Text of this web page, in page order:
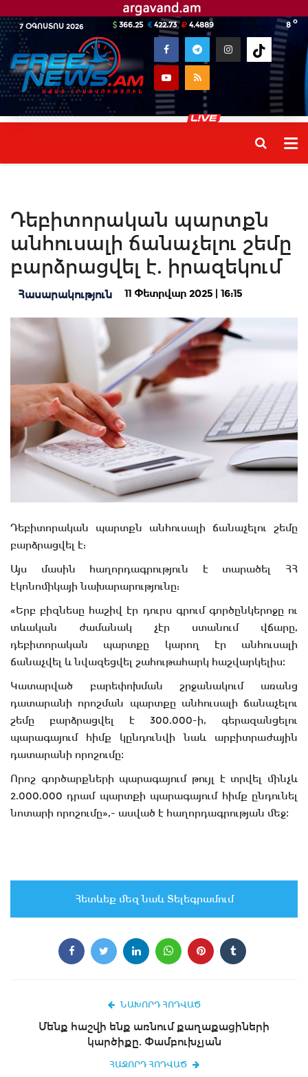
7 ՕԳՈՍՏՈՍ 2026 8 o
366.25 422.73 4.4889
Դեբիտորական պարտքն
անհուսալի ճանաչելու շեմը
բարձրացվել է. իրազեկում
Հասարակություն 11 Փետրվար 2025 | 16:15
Դեբիտորական պարտքն անհուսալի ճանաչելու շեմը
բարձրացվել է:
Այս մասին հաղորդագրություն է տարածել ՀՀ
էկոնոմիկայի նախարարությունը:
«Երբ բիզնեսը հաշիվ էր դուրս գրում գործընկերոջը ու
տևական ժամանակ չէր ստանում վճարը,
դեբիտորական պարտքը կարող էր անհուսալի
ճանաչվել և նվազեցվել շահութահարկ հաշվարկելիս։
Կատարված բարեփոխման շրջանակում առանց
դատարանի որոշման պարտքը անհուսալի ճանաչելու
շեմը բարձրացվել է 300.000-ի, գերազանցելու
պարագայում հիմք կընդունվի նաև արբիտրաժային
դատարանի որոշումը։
Որոշ գործարքների պարագայում թույլ է տրվել մինչև
2.000.000 դրամ պարտքի պարագայում հիմք ընդունել
նոտարի որոշումը»,- ասված է հաղորդագրության մեջ։
Հետևեք մեզ նաև Տելեգրամում
ՆԱԽՈՐԴ ՀՈԴՎԱԾ
Մենք հաշվի ենք առնում քաղաքացիների
կարծիքը. Փամբուխչյան
ՀԱՋՈՐԴ ՀՈԴՎԱԾ